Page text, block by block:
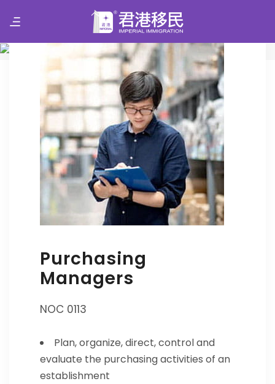
君港移民 Imperial Group Visa
Purchasing
Managers
NOC 0113
Plan, organize, direct, control and
evaluate the purchasing activities of an
establishment